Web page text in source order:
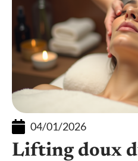
04/01/2026
Lifting doux